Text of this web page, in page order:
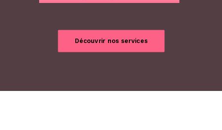
Découvrir nos services